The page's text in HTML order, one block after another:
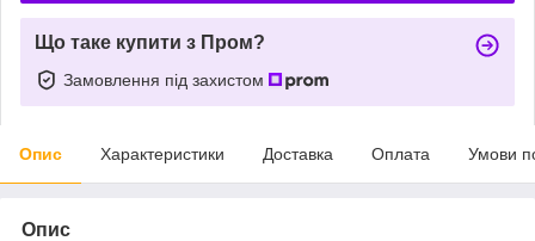
Що таке купити з Пром?
Замовлення під захистом
Опис Характеристики Доставка Оплата Умови
Опис